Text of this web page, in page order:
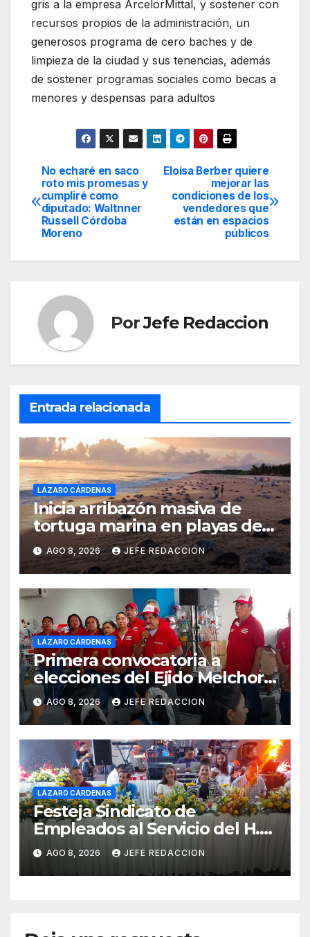
gris a la empresa ArcelorMittal, y sostener con
recursos propios de la administración, un
generosos programa de cero baches y de
limpieza de la ciudad y sus tenencias, además
de sostener programas sociales como becas a
menores y despensas para adultos
Navegación
de
entradas
Eloísa Berber quiere
mejorar las
condiciones de los
vendedores que
están en espacios
públicos
No echaré en saco
roto mis promesas y
cumpliré como
diputado: Waltnner
Russell Córdoba
Moreno
PorJefe Redaccion
Entrada relacionada
LÁZARO CÁRDENAS
Inicia arribazón masiva de
tortuga marina en playas de
Michoacán
AGO 8, 2026 JEFE REDACCION
LÁZARO CÁRDENAS
Primera convocatoria a
elecciones del Ejido Melchor
Ocampo en Lázaro Cárdenas
el domingo
AGO 8, 2026 JEFE REDACCION
LÁZARO CÁRDENAS
Festeja Sindicato de
Empleados al Servicio del H.
Ayuntamiento de LZC Día del
Empleado Municipal
AGO 8, 2026 JEFE REDACCION